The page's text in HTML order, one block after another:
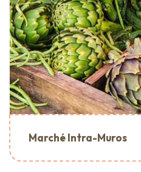
Marché Intra-Muros